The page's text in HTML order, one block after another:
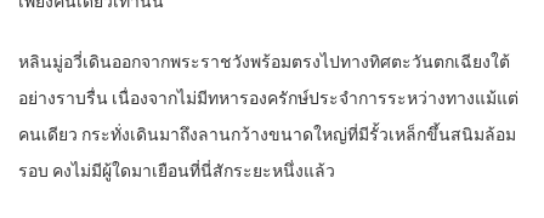
หลินมู่อวี่เดินออกจากพระราชวังพร้อมตรงไปทางทิศตะวันตกเฉียงใต้
อย่างราบรื่น เนื่องจากไม่มีทหารองครักษ์ประจำการระหว่างทางแม้แต่
คนเดียว กระทั่งเดินมาถึงลานกว้างขนาดใหญ่ที่มีรั้วเหล็กขึ้นสนิมล้อม
รอบ คงไม่มีผู้ใดมาเยือนที่นี่สักระยะหนึ่งแล้ว